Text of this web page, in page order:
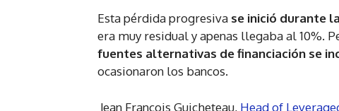
Esta pérdida progresiva se inició durante
era muy residual y apenas llegaba al 10%.
fuentes alternativas de financiación se
ocasionaron los bancos.
Jean François Guicheteau, Head of